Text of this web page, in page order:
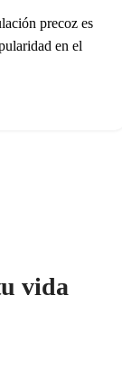
precoz es
en el
vida